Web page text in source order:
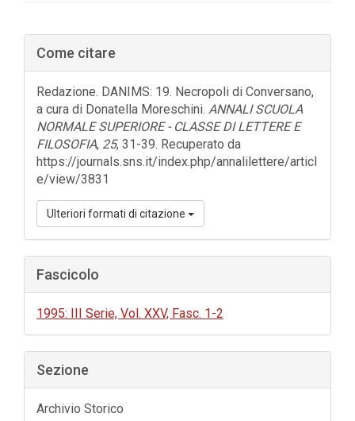
Barra
laterale
dell'articolo
Come citare
Redazione. DANIMS: 19. Necropoli di Conversano,
a cura di Donatella Moreschini. ANNALI SCUOLA
NORMALE SUPERIORE - CLASSE DI LETTERE E
FILOSOFIA, 25, 31-39. Recuperato da
https://journals.sns.it/index.php/annalilettere/articl
e/view/3831
Ulteriori formati di citazione
Fascicolo
1995: III Serie, Vol. XXV, Fasc. 1-2
Sezione
Archivio Storico